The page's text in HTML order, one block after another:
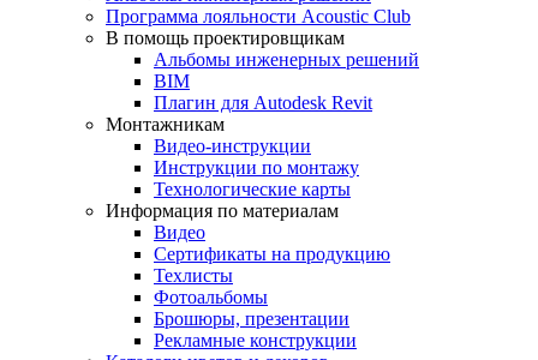
Программа лояльности Acoustic Club
В помощь проектировщикам
Альбомы инженерных решений
BIM
Плагин для Autodesk Revit
Монтажникам
Видео-инструкции
Инструкции по монтажу
Технологические карты
Информация по материалам
Видео
Сертификаты на продукцию
Техлисты
Фотоальбомы
Брошюры, презентации
Рекламные конструкции